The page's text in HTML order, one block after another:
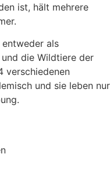
ist, hält mehrere
als
die Wildtiere der
verschiedenen
und sie leben nur